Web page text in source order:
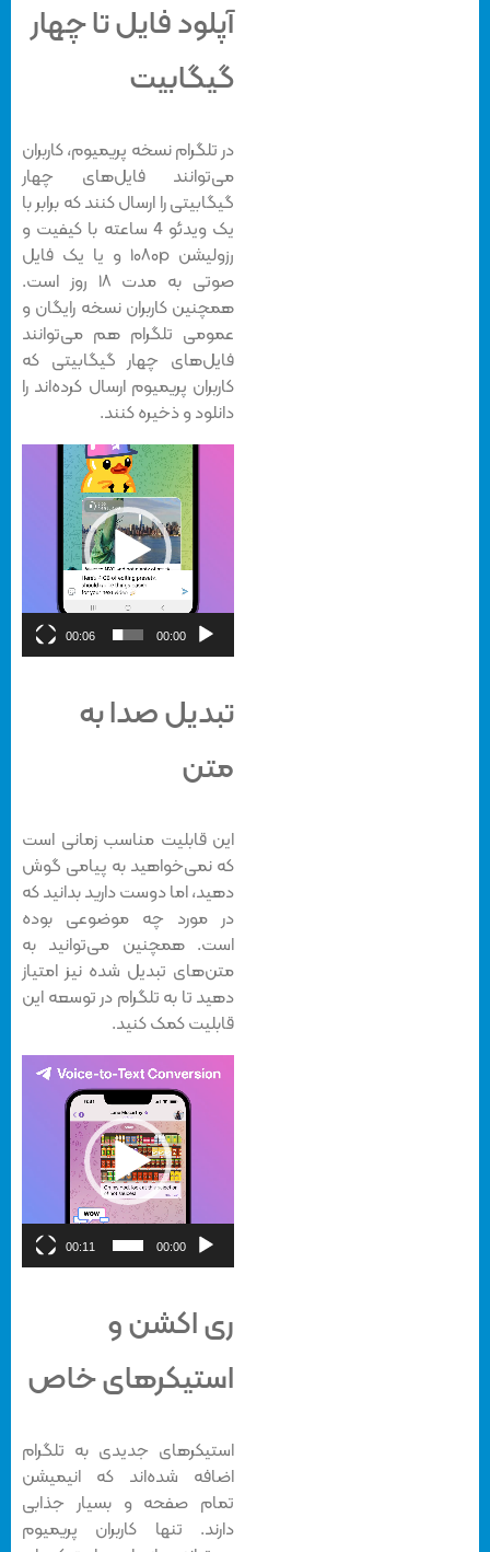
آپلود فایل تا چهار
گیگابیت
در تلگرام نسخه پریمیوم، کاربران
می‌توانند فایل‌های چهار
گیگابیتی را ارسال کنند که برابر با
یک ویدئو 4 ساعته با کیفیت و
رزولیشن ۱۰۸۰p و یا یک فایل
صوتی به مدت ۱۸ روز است.
همچنین کاربران نسخه رایگان و
عمومی تلگرام هم می‌توانند
فایل‌های چهار گیگابیتی که
کاربران پریمیوم ارسال کرده‌اند را
دانلود و ذخیره کنند.
00:00
تبدیل صدا به
متن
این قابلیت مناسب زمانی است
که نمی‌خواهید به پیامی گوش
دهید، اما دوست دارید بدانید که
در مورد چه موضوعی بوده
است. همچنین می‌توانید به
متن‌های تبدیل شده نیز امتیاز
دهید تا به تلگرام در توسعه این
قابلیت کمک کنید.
نمایشگر
00:00
ری اکشن و
استیکرهای خاص
استیکرهای جدیدی به تلگرام
اضافه شده‌اند که انیمیشن
تمام صفحه و بسیار جذابی
دارند. تنها کاربران پریمیوم